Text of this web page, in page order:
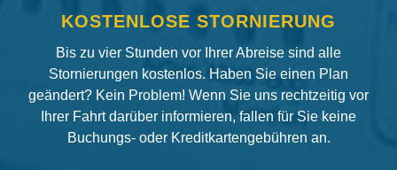
KOSTENLOSE STORNIERUNG
Bis zu vier Stunden vor Ihrer Abreise sind alle
Stornierungen kostenlos. Haben Sie einen Plan
geändert? Kein Problem! Wenn Sie uns rechtzeitig vor
Ihrer Fahrt darüber informieren, fallen für Sie keine
Buchungs- oder Kreditkartengebühren an.